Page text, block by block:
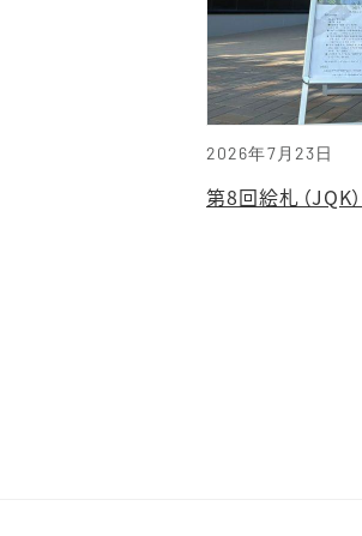
2026年7月23日
第8回絵札（JQK